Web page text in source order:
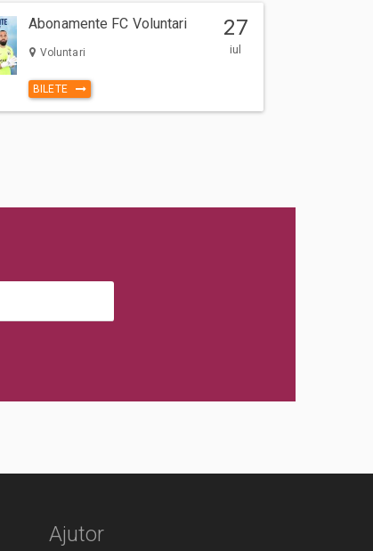
Abonamente FC Voluntari
Voluntari
BILETE
27
iul
Ajutor